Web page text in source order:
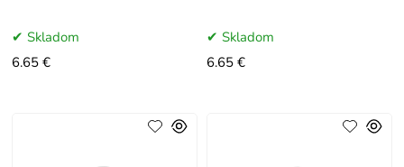
Skladom
6.65 €
Skladom
6.65 €